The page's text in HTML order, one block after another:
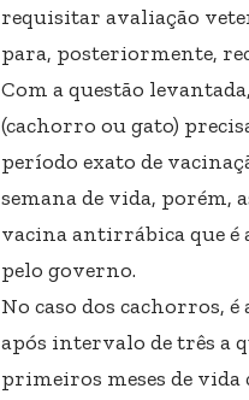
requisitar avaliação
para, posteriormente,
Com a questão
(cachorro ou gato)
período exato de
semana de vida, porém,
vacina antirrábica que
pelo governo.
No caso dos cachorros,
após intervalo de três a
primeiros meses de vida